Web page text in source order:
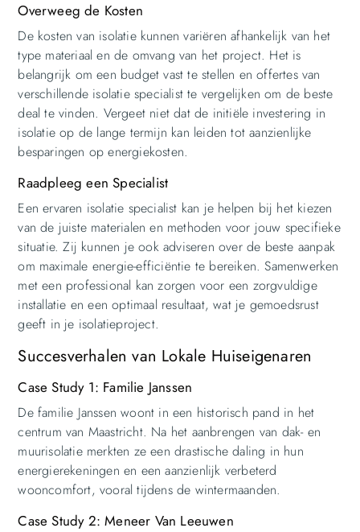
Overweeg de Kosten
De kosten van isolatie kunnen variëren afhankelijk van het
type materiaal en de omvang van het project. Het is
belangrijk om een budget vast te stellen en offertes van
verschillende isolatie specialist te vergelijken om de beste
deal te vinden. Vergeet niet dat de initiële investering in
isolatie op de lange termijn kan leiden tot aanzienlijke
besparingen op energiekosten.
Raadpleeg een Specialist
Een ervaren isolatie specialist kan je helpen bij het kiezen
van de juiste materialen en methoden voor jouw specifieke
situatie. Zij kunnen je ook adviseren over de beste aanpak
om maximale energie-efficiëntie te bereiken. Samenwerken
met een professional kan zorgen voor een zorgvuldige
installatie en een optimaal resultaat, wat je gemoedsrust
geeft in je isolatieproject.
Succesverhalen van Lokale Huiseigenaren
Case Study 1: Familie Janssen
De familie Janssen woont in een historisch pand in het
centrum van Maastricht. Na het aanbrengen van dak- en
muurisolatie merkten ze een drastische daling in hun
energierekeningen en een aanzienlijk verbeterd
wooncomfort, vooral tijdens de wintermaanden.
Case Study 2: Meneer Van Leeuwen